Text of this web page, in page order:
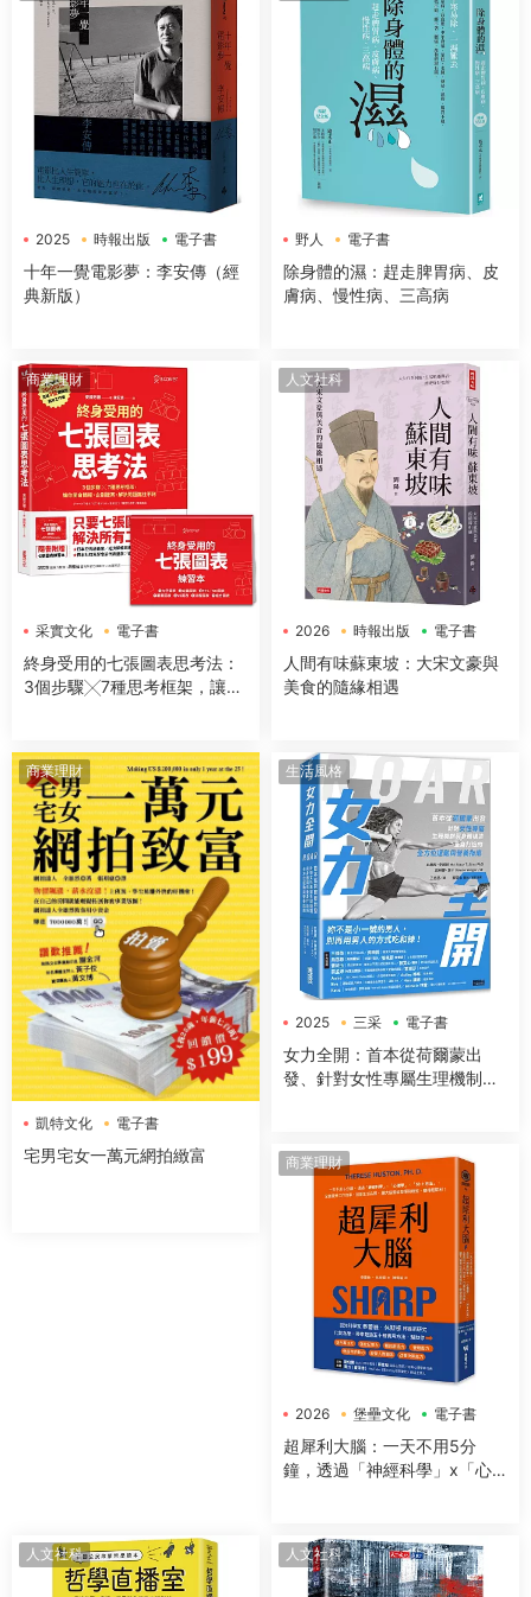
2025 時報出版 電子書
十年一覺電影夢：李安傳（經
典新版）
野人 電子書
除身體的濕：趕走脾胃病、皮
膚病、慢性病、三高病
商業理財
采實文化 電子書
終身受用的七張圖表思考法：
3個步驟╳7種思考框架，讓你
表練習本】
人文社科
2026 時報出版 電子書
人間有味蘇東坡：大宋文豪與
美食的隨緣相遇
商業理財
凱特文化 電子書
宅男宅女一萬元網拍緻富
生活風格
2025 三采 電子書
女力全開：首本從荷爾蒙出
發、針對女性專屬生理機制與
商業理財
2026 堡壘文化 電子書
超犀利大腦：一天不用5分
鐘，透過「神經科學」x「心
讓大腦潛能發揮到極緻，變得
超犀利！
人文社科 人文社科